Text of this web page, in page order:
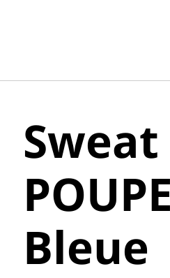
Bleue